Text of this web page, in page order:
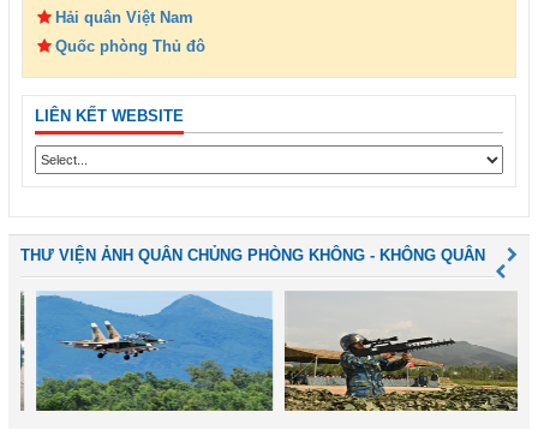
Hải quân Việt Nam
Quốc phòng Thủ đô
LIÊN KẾT WEBSITE
THƯ VIỆN ẢNH QUÂN CHỦNG PHÒNG KHÔNG - KHÔNG QUÂN